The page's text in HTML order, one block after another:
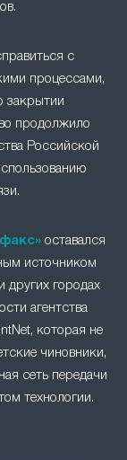
с
процессами,
закрытии
продолжило
Российской
оставался
источником
городах
агентства
которая не
чиновники,
сеть передачи
технологии.